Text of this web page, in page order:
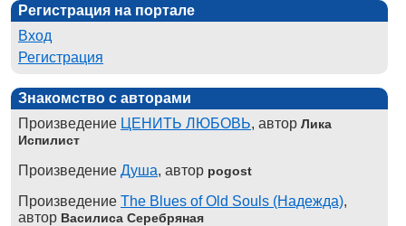
Регистрация на портале
Вход
Регистрация
Знакомство с авторами
Произведение ЦЕНИТЬ ЛЮБОВЬ, автор Лика
Испилист
Произведение Душа, автор pogost
Произведение The Blues of Old Souls (Надежда),
автор Василиса Серебряная